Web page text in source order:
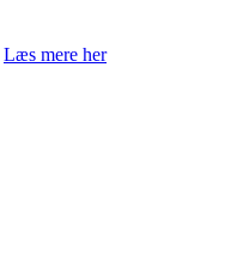
Læs mere her